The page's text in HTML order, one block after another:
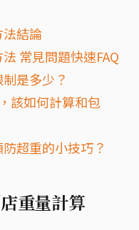
結論
常見問題快速FAQ
是多少？
該如何計算和包
超重的小技巧？
重量計算